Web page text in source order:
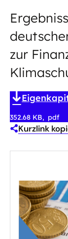
zur
352.68 KB pdf
Kurzlink